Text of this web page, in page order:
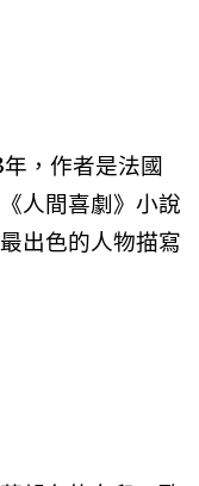
年，作者是法國
人間喜劇》小說
出色的人物描寫